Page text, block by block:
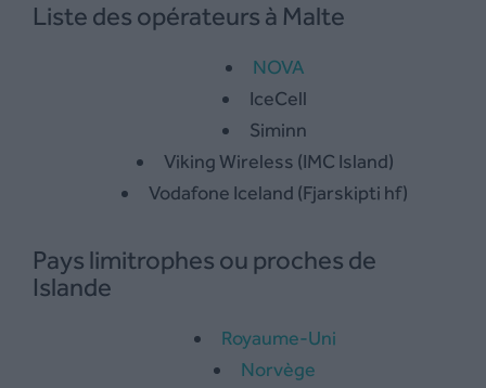
Liste des opérateurs à Malte
NOVA
IceCell
Siminn
Viking Wireless (IMC Island)
Vodafone Iceland (Fjarskipti hf)
Pays limitrophes ou proches de
Islande
Royaume-Uni
Norvège